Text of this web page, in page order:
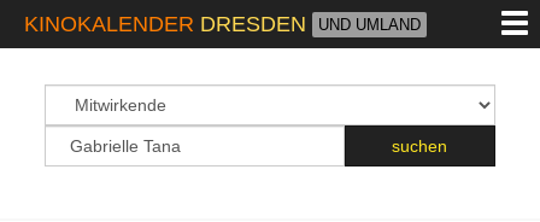
KINOKALENDER DRESDEN UND UMLAND
suchen